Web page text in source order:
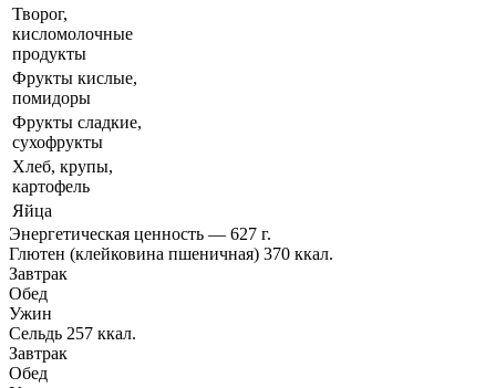
Творог,
кисломолочные
продукты
Фрукты кислые,
помидоры
Фрукты сладкие,
сухофрукты
Хлеб, крупы,
картофель
Яйца
Энергетическая ценность — 627 г.
Глютен (клейковина пшеничная) 370 ккал.
Завтрак
Обед
Ужин
Сельдь 257 ккал.
Завтрак
Обед